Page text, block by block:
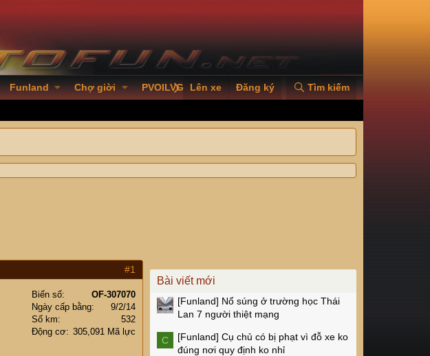
Funland Chợ giời PVOILVGC2026
Lên xe Đăng ký Tìm kiếm
#1
Biển số
OF-307070
Ngày cấp bằng
9/2/14
Số km
532
Động cơ
305,091 Mã lực
Bài viết mới
[Funland] Nổ súng ở trường học Thái
Lan 7 người thiệt mạng
C [Funland] Cụ chủ có bị phạt vì đỗ xe ko
đúng nơi quy định ko nhỉ